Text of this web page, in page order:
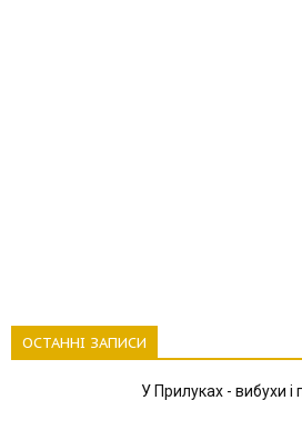
ОСТАННІ ЗАПИСИ
У Прилуках - вибухи